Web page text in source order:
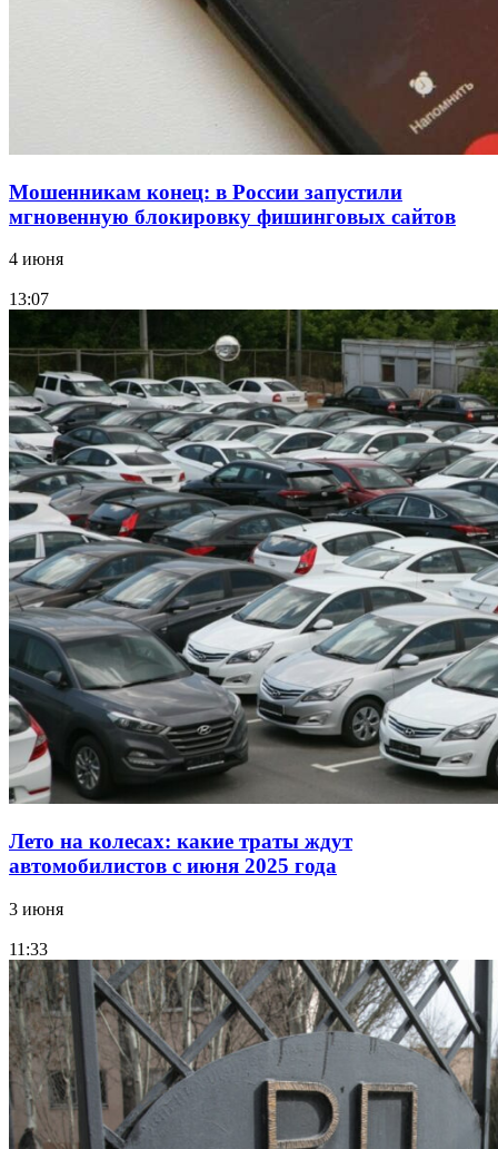
Мошенникам конец: в России запустили
мгновенную блокировку фишинговых сайтов
4 июня
13:07
Лето на колесах: какие траты ждут
автомобилистов с июня 2025 года
3 июня
11:33